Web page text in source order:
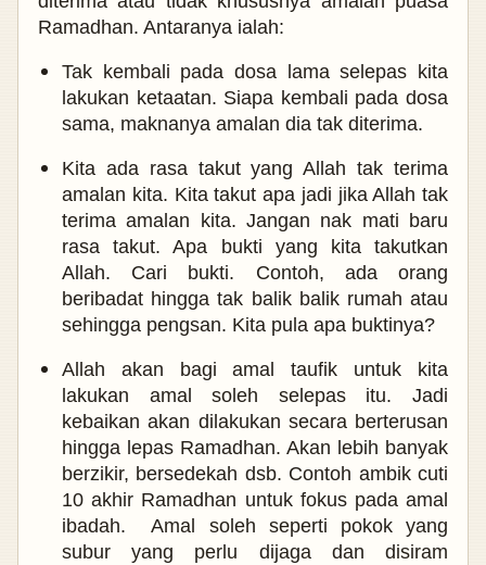
Ramadhan. Antaranya ialah:
Tak kembali pada dosa lama selepas kita
lakukan ketaatan. Siapa kembali pada dosa
sama, maknanya amalan dia tak diterima.
Kita ada rasa takut yang Allah tak terima
amalan kita. Kita takut apa jadi jika Allah tak
terima amalan kita. Jangan nak mati baru
rasa takut. Apa bukti yang kita takutkan
Allah. Cari bukti. Contoh, ada orang
beribadat hingga tak balik balik rumah atau
sehingga pengsan. Kita pula apa buktinya?
Allah akan bagi amal taufik untuk kita
lakukan amal soleh selepas itu. Jadi
kebaikan akan dilakukan secara berterusan
hingga lepas Ramadhan. Akan lebih banyak
berzikir, bersedekah dsb. Contoh ambik cuti
10 akhir Ramadhan untuk fokus pada amal
ibadah. Amal soleh seperti pokok yang
subur yang perlu dijaga dan disiram